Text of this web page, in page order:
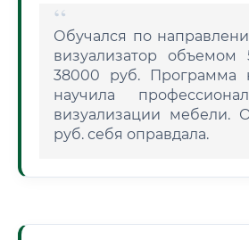
Обучался по
визуализатор объемом
38000 руб. Программа
научила
визуализации мебели.
руб. себя оправдала.